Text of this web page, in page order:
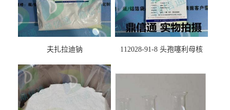
夫扎拉迪钠
112028-91-8 头孢噻利母核